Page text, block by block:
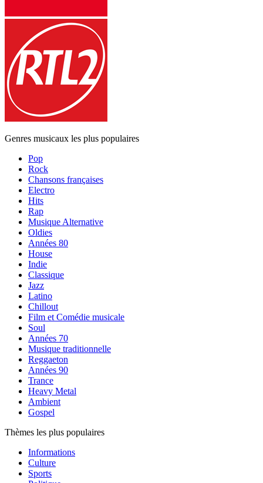
Genres musicaux les plus populaires
Pop
Rock
Chansons françaises
Electro
Hits
Rap
Musique Alternative
Oldies
Années 80
House
Indie
Classique
Jazz
Latino
Chillout
Film et Comédie musicale
Soul
Années 70
Musique traditionnelle
Reggaeton
Années 90
Trance
Heavy Metal
Ambient
Gospel
Thèmes les plus populaires
Informations
Culture
Sports